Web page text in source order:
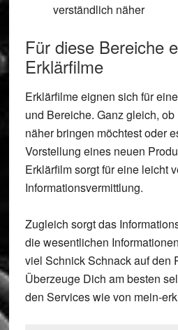
verständlich näher
Für diese Bereiche
Erklärfilme
Erklärfilme eignen sich für
und Bereiche. Ganz gleich,
näher bringen möchtest oder
Vorstellung eines neuen
Erklärfilm sorgt für eine leicht
Informationsvermittlung.
Zugleich sorgt das
die wesentlichen
viel Schnick Schnack auf den
Überzeuge Dich am besten
den Services wie von mein-